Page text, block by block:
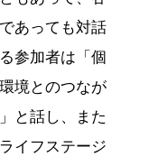
あっても対話
参加者は「個
境とのつなが
と話し、また
イフステージ